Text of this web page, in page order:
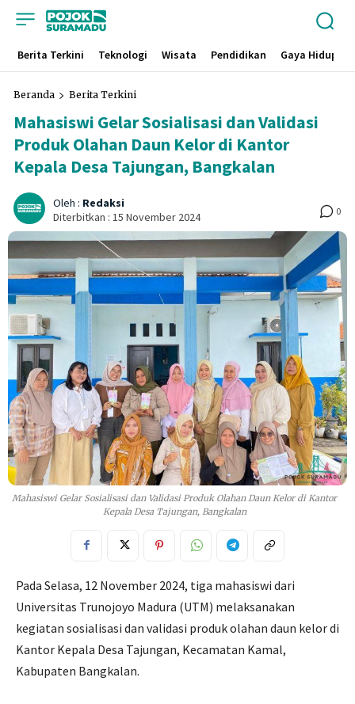
Berita Terkini Teknologi Wisata Pendidikan Gaya Hidup
Beranda Berita Terkini
Mahasiswi Gelar Sosialisasi dan Validasi
Produk Olahan Daun Kelor di Kantor
Kepala Desa Tajungan, Bangkalan
Oleh : Redaksi
Diterbitkan : 15 November 2024 0
Mahasiswi Gelar Sosialisasi dan Validasi Produk Olahan Daun Kelor di Kantor
Kepala Desa Tajungan, Bangkalan
Pada Selasa, 12 November 2024, tiga mahasiswi dari
Universitas Trunojoyo Madura (UTM) melaksanakan
kegiatan sosialisasi dan validasi produk olahan daun kelor di
Kantor Kepala Desa Tajungan, Kecamatan Kamal,
Kabupaten Bangkalan.